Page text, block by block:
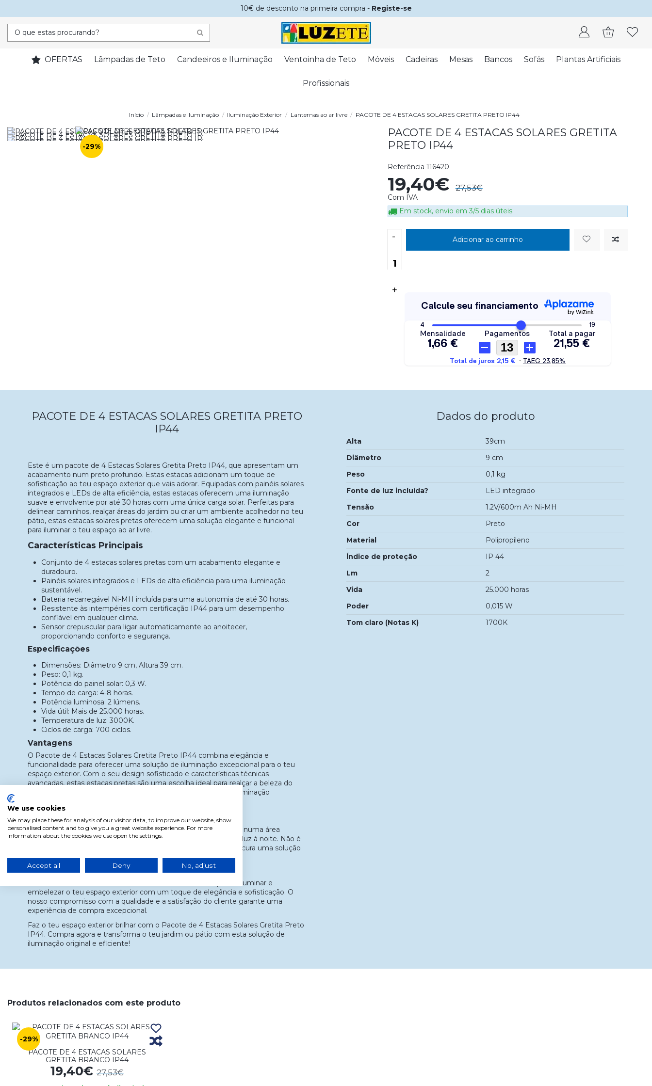
10€ de desconto na primeira compra - Registe-se
OFERTAS Lâmpadas de Teto Candeeiros e Iluminação Ventoinha de Teto Móveis Cadeiras Mesas Bancos Sofás Plantas Artificiais
Profissionais
Início Lâmpadas e Iluminação Iluminação Exterior Lanternas ao ar livre PACOTE DE 4 ESTACAS SOLARES GRETITA PRETO IP44
-29%
PACOTE DE 4 ESTACAS SOLARES GRETITA
PRETO IP44
Referência 116420
19,40€ 27,53€
Com IVA
Em stock, envio em 3/5 dias úteis
-
+
Adicionar ao carrinho
PACOTE DE 4 ESTACAS SOLARES GRETITA PRETO
IP44
Este é um pacote de 4 Estacas Solares Gretita Preto IP44, que apresentam um
acabamento num preto profundo. Estas estacas adicionam um toque de
sofisticação ao teu espaço exterior que vais adorar. Equipadas com painéis solares
integrados e LEDs de alta eficiência, estas estacas oferecem uma iluminação
suave e envolvente por até 30 horas com uma única carga solar. Perfeitas para
delinear caminhos, realçar áreas do jardim ou criar um ambiente acolhedor no teu
pátio, estas estacas solares pretas oferecem uma solução elegante e funcional
para iluminar o teu espaço ao ar livre.
Características Principais
Conjunto de 4 estacas solares pretas com um acabamento elegante e
duradouro.
Painéis solares integrados e LEDs de alta eficiência para uma iluminação
sustentável.
Bateria recarregável Ni-MH incluída para uma autonomia de até 30 horas.
Resistente às intempéries com certificação IP44 para um desempenho
confiável em qualquer clima.
Sensor crepuscular para ligar automaticamente ao anoitecer,
proporcionando conforto e segurança.
Especificações
Dimensões: Diâmetro 9 cm, Altura 39 cm.
Peso: 0,1 kg.
Potência do painel solar: 0,3 W.
Tempo de carga: 4-8 horas.
Potência luminosa: 2 lúmens.
Vida útil: Mais de 25.000 horas.
Temperatura de luz: 3000K.
Ciclos de carga: 700 ciclos.
Vantagens
O Pacote de 4 Estacas Solares Gretita Preto IP44 combina elegância e
funcionalidade para oferecer uma solução de iluminação excepcional para o teu
espaço exterior. Com o seu design sofisticado e características técnicas
avançadas, estas estacas pretas são uma escolha ideal para realçar a beleza do
teu jardim ou pátio, enquanto desfrutas do conforto de uma iluminação
Uso e Instalação
A instalação das estacas solares é rápida e fácil. Basta colocá-las numa área
ensolarada para carregar durante o dia e desfrutar da sua suave luz à noite. Não é
necessária instalação elétrica, tornando-as ideais para quem procura uma solução
de iluminação fácil de usar e manter.
Porque Escolher o Nosso Produto
Com o Pacote de 4 Estacas Solares Gretita Preto IP44, podes iluminar e
embelezar o teu espaço exterior com um toque de elegância e sofisticação. O
nosso compromisso com a qualidade e a satisfação do cliente garante uma
experiência de compra excepcional.
Faz o teu espaço exterior brilhar com o Pacote de 4 Estacas Solares Gretita Preto
IP44. Compra agora e transforma o teu jardim ou pátio com esta solução de
iluminação original e eficiente!
Dados do produto
Alta
39cm
Diâmetro
9 cm
Peso
0,1 kg
Fonte de luz incluída?
LED integrado
Tensão
1.2V/600m Ah Ni-MH
Cor
Preto
Material
Polipropileno
Índice de proteção
IP 44
Lm
2
Vida
25.000 horas
Poder
0,015 W
Tom claro (Notas K)
1700K
Produtos relacionados com este produto
-29%
PACOTE DE 4 ESTACAS SOLARES
GRETITA BRANCO IP44
19,40€27,53€
We use cookies
We may place these for analysis of our visitor data, to improve our website, show
personalised content and to give you a great website experience. For more
information about the cookies we use open the settings.
Accept all Deny No, adjust